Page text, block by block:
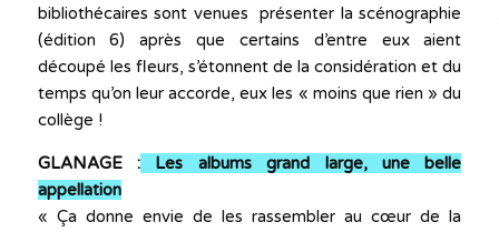
bibliothécaires sont venues présenter la scénographie
(édition 6) après que certains d’entre eux aient
découpé les fleurs, s’étonnent de la considération et du
temps qu’on leur accorde, eux les « moins que rien » du
collège !
GLANAGE : Les albums grand large, une belle
appellation
« Ça donne envie de les rassembler au cœur de la